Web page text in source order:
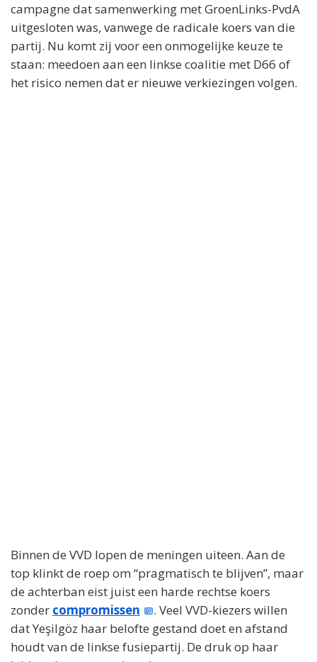
campagne dat samenwerking met GroenLinks-PvdA
uitgesloten was, vanwege de radicale koers van die
partij. Nu komt zij voor een onmogelijke keuze te
staan: meedoen aan een linkse coalitie met D66 of
het risico nemen dat er nieuwe verkiezingen volgen.
Binnen de VVD lopen de meningen uiteen. Aan de
top klinkt de roep om “pragmatisch te blijven”, maar
de achterban eist juist een harde rechtse koers
zonder compromissen
. Veel VVD-kiezers willen
dat Yeşilgöz haar belofte gestand doet en afstand
houdt van de linkse fusiepartij. De druk op haar